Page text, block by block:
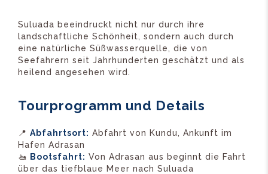
Suluada beeindruckt nicht nur durch ihre
landschaftliche Schönheit, sondern auch durch
eine natürliche Süßwasserquelle, die von
Seefahrern seit Jahrhunderten geschätzt und als
heilend angesehen wird.
Tourprogramm und Details
📍 Abfahrtsort: Abfahrt von Kundu, Ankunft im
Hafen Adrasan
🚤 Bootsfahrt: Von Adrasan aus beginnt die Fahrt
über das tiefblaue Meer nach Suluada